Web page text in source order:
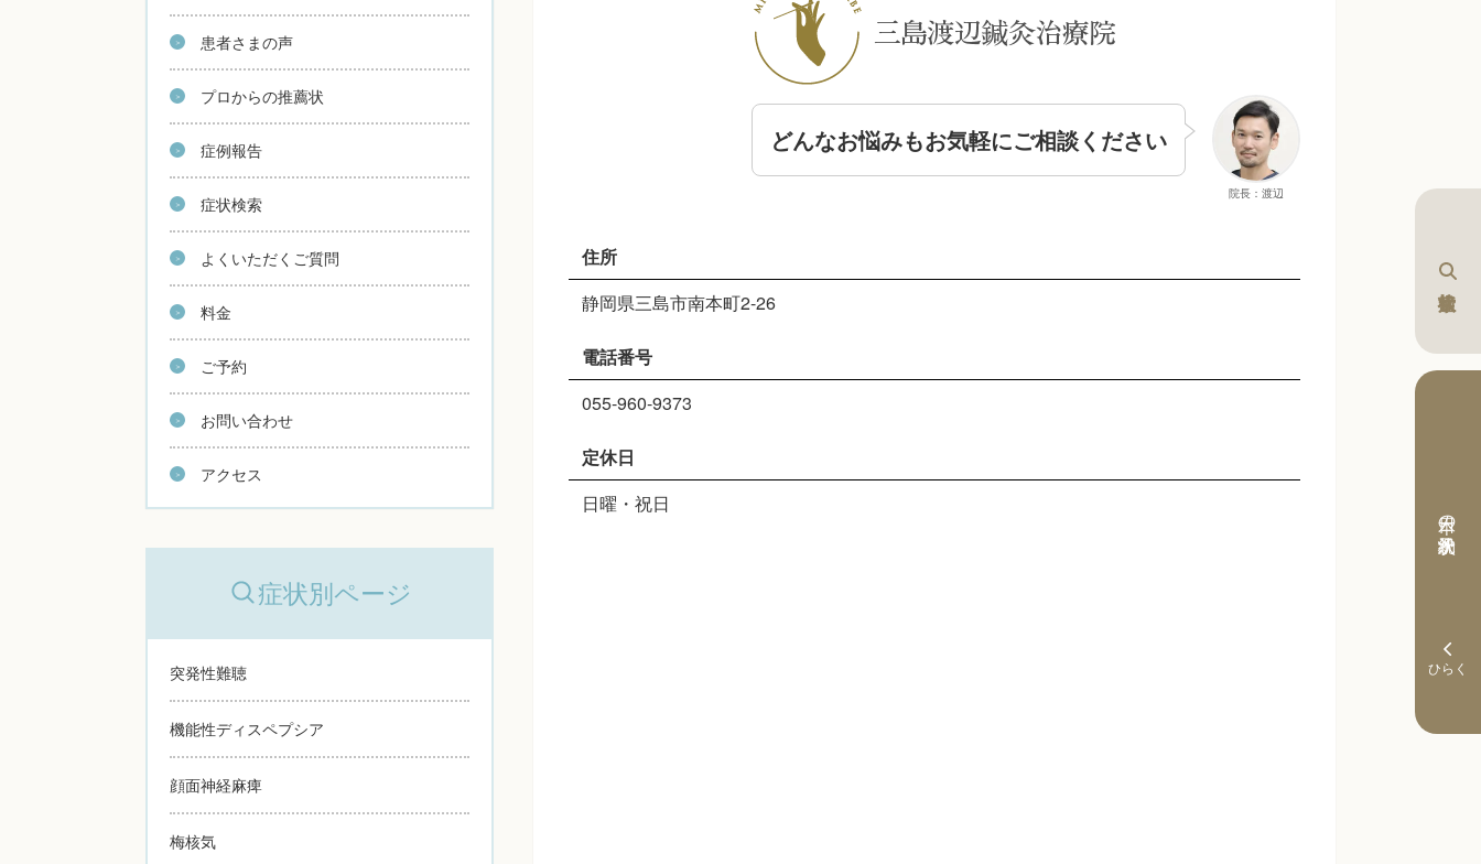
院長：渡辺
どんなお悩みもお気軽にご相談ください
住所
静岡県三島市南本町2-26
電話番号
055-960-9373
定休日
日曜・祝日
患者さまの声
プロからの推薦状
症例報告
症状検索
よくいただくご質問
料金
ご予約
お問い合わせ
アクセス
症状別ページ
突発性難聴
機能性ディスペプシア
顔面神経麻痺
梅核気
本日の予約状況